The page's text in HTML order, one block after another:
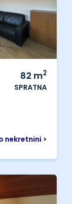
82 m2
SPRATNA
nekretnini >